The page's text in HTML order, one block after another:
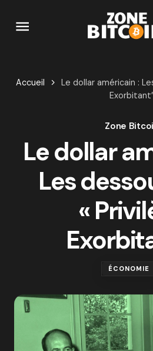
Accueil
Le dollar américain :
Zone
Le dollar
Les
«
ÉCONOMIE